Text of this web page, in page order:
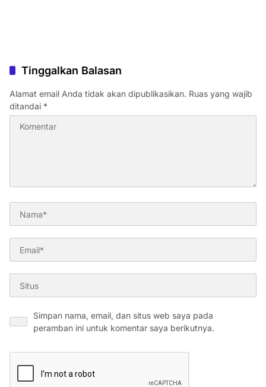
Tinggalkan Balasan
Alamat email Anda tidak akan dipublikasikan. Ruas yang wajib
ditandai *
Simpan nama, email, dan situs web saya pada
peramban ini untuk komentar saya berikutnya.